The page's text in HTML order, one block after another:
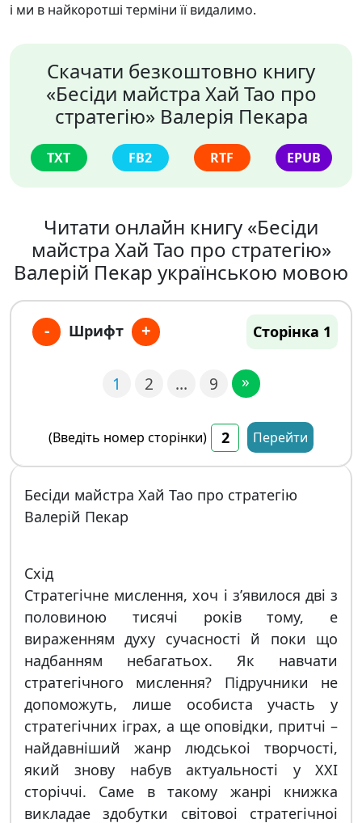
і ми в найкоротші терміни її видалимо.
Скачати безкоштовно книгу
«Бесіди майстра Хай Тао про
стратегію» Валерія Пекара
TXT FB2 RTF EPUB
Читати онлайн книгу «Бесіди
майстра Хай Тао про стратегію»
Валерій Пекар українською мовою
- Шрифт + Сторінка 1
1 2 … 9 »
(Введіть номер сторінки) Перейти
Бесiди майстра Хай Тао про стратегiю
Валерiй Пекар
Схiд
Стратегiчне мислення, хоч i з’явилося двi з
половиною тисячi рокiв тому, е
вираженням духу сучасностi й поки що
надбанням небагатьох. Як навчати
стратегiчного мислення? Пiдручники не
допоможуть, лише особиста участь у
стратегiчних iграх, а ще оповiдки, притчi –
найдавнiший жанр людськоi творчостi,
який знову набув актуальностi у ХХІ
сторiччi. Саме в такому жанрi книжка
викладае здобутки свiтовоi стратегiчноi